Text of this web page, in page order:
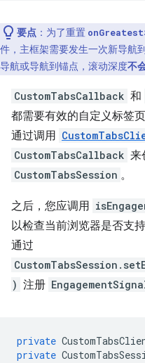
要点 ：为了重置
件，主框架需要发生一次新导航
导航或导航到锚点，滚动深度不
CustomTabsCallback 和
都需要有效的自定义标签
通过调用
CustomTabsCallback 来
CustomTabsSession 。
之后，您应调用
以检查当前浏览器是否支
通过
) 注册
private
private